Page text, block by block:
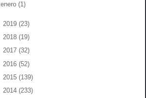
enero (1)
2019 (23)
2018 (19)
2017 (32)
2016 (52)
2015 (139)
2014 (233)